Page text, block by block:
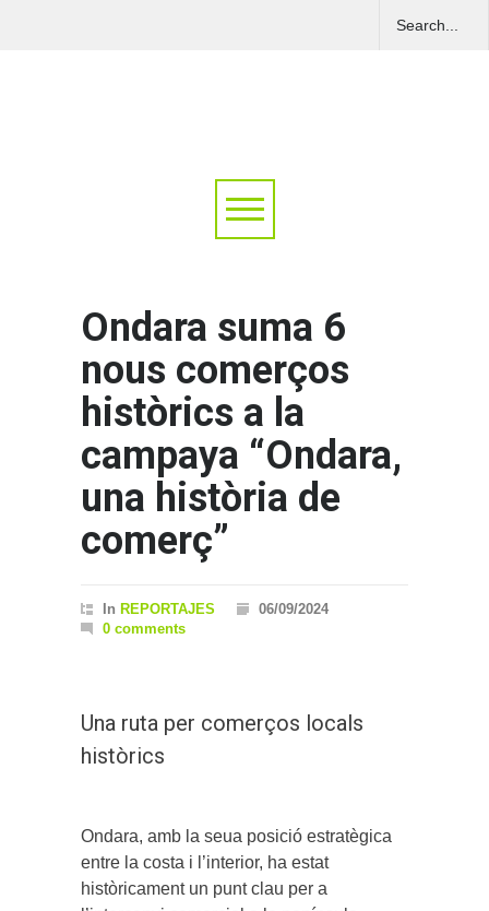
Ondara suma 6
nous comerços
històrics a la
campaya “Ondara,
una història de
comerç”
In REPORTAJES
06/09/2024
0 comments
Una ruta per comerços locals
històrics
Ondara, amb la seua posició estratègica
entre la costa i l’interior, ha estat
històricament un punt clau per a